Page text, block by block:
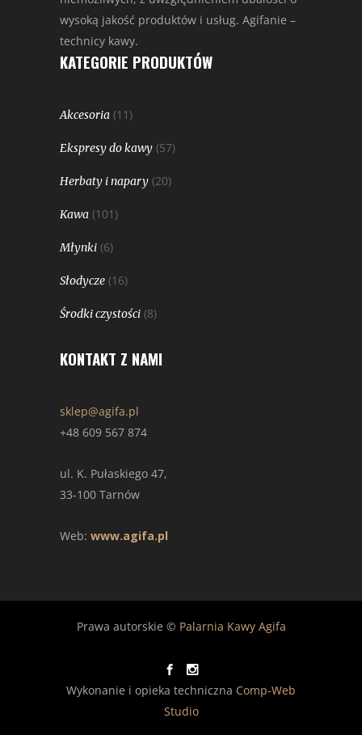
wysoką jakość produktów i usług. Agifanie –
technicy kawy.
KATEGORIE PRODUKTÓW
Akcesoria (11)
Ekspresy do kawy (57)
Herbaty i napary (20)
Kawa (101)
Młynki (6)
Słodycze (16)
Środki czystości (8)
KONTAKT Z NAMI
sklep@agifa.pl
+48 609 567 874
ul. K. Pułaskiego 47,
33-100 Tarnów
Web: www.agifa.pl
Prawa autorskie © Palarnia Kawy Agifa
Wykonanie i opieka techniczna Comp-Web
Studio